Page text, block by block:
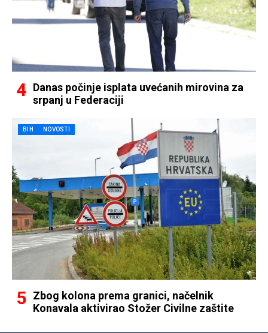
Danas počinje isplata uvećanih mirovina za
srpanj u Federaciji
BIH NOVOSTI
Zbog kolona prema granici, načelnik
Konavala aktivirao Stožer Civilne zaštite